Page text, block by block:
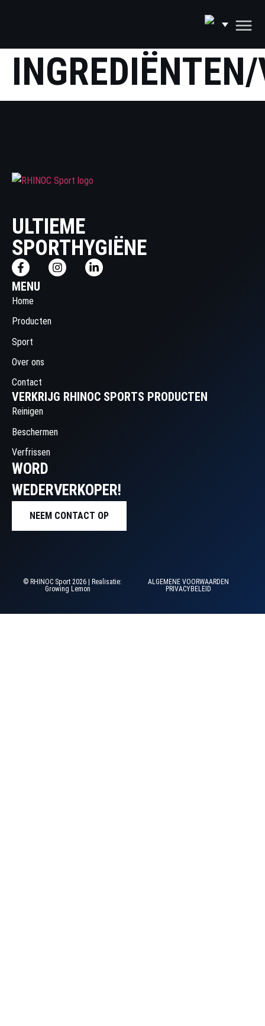
ULTIEME
SPORTHYGIËNE
MENU
Home
Producten
Sport
Over ons
Contact
VERKRIJG RHINOC SPORTS PRODUCTEN
Reinigen
Beschermen
Verfrissen
WORD
WEDERVERKOPER!
NEEM CONTACT OP
© RHINOC Sport 2026 | Realisatie:
Growing Lemon
ALGEMENE VOORWAARDEN
PRIVACYBELEID